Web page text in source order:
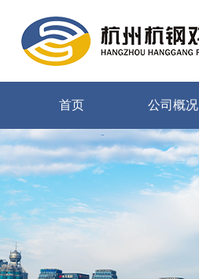
首页 公司概况